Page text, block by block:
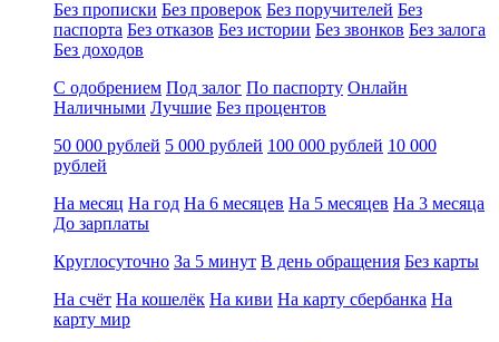
Без прописки Без проверок Без поручителей Без
паспорта Без отказов Без истории Без звонков Без залога
Без доходов
С одобрением Под залог По паспорту Онлайн
Наличными Лучшие Без процентов
50 000 рублей 5 000 рублей 100 000 рублей 10 000
рублей
На месяц На год На 6 месяцев На 5 месяцев На 3 месяца
До зарплаты
Круглосуточно За 5 минут В день обращения Без карты
На счёт На кошелёк На киви На карту сбербанка На
карту мир